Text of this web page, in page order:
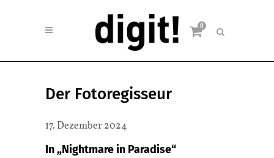
0
Der Fotoregisseur
17. Dezember 2024
In „Nightmare in Paradise“